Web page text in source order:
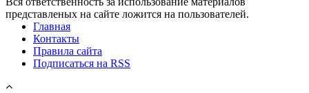
представленых на сайте ложится на пользователей.
Главная
Контакты
Правила сайта
Подписаться на RSS